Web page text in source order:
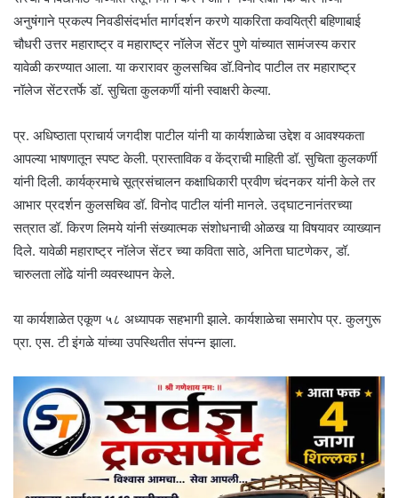
अनुषंगाने प्रकल्प निवडीसंदर्भात मार्गदर्शन करणे याकरिता कवयित्री बहिणाबाई
चौधरी उत्तर महाराष्ट्र व महाराष्ट्र नॉलेज सेंटर पुणे यांच्यात सामंजस्य करार
यावेळी करण्यात आला. या करारावर कुलसचिव डॉ.विनोद पाटील तर महाराष्ट्र
नॉलेज सेंटरतर्फे डॉ. सुचिता कुलकर्णी यांनी स्वाक्षरी केल्या.
प्र. अधिष्ठाता प्राचार्य जगदीश पाटील यांनी या कार्यशाळेचा उद्देश व आवश्यकता
आपल्या भाषणातून स्पष्ट केली. प्रास्ताविक व केंद्राची माहिती डॉ. सुचिता कुलकर्णी
यांनी दिली. कार्यक्रमाचे सूत्रसंचालन कक्षाधिकारी प्रवीण चंदनकर यांनी केले तर
आभार प्रदर्शन कुलसचिव डॉ. विनोद पाटील यांनी मानले. उद्घाटनानंतरच्या
सत्रात डॉ. किरण लिमये यांनी संख्यात्मक संशोधनाची ओळख या विषयावर व्याख्यान
दिले. यावेळी महाराष्ट्र नॉलेज सेंटर च्या कविता साठे, अनिता घाटणेकर, डॉ.
चारुलता लोंढे यांनी व्यवस्थापन केले.
या कार्यशाळेत एकूण ५८ अध्यापक सहभागी झाले. कार्यशाळेचा समारोप प्र. कुलगुरू
प्रा. एस. टी इंगळे यांच्या उपस्थितीत संपन्न झाला.